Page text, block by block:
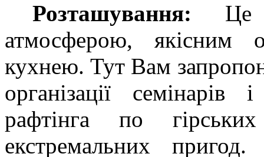
Розташування: Це
атмосферою, якісним
кухнею.Тут Вам
організації семінарів
рафтінга по
екстремальних